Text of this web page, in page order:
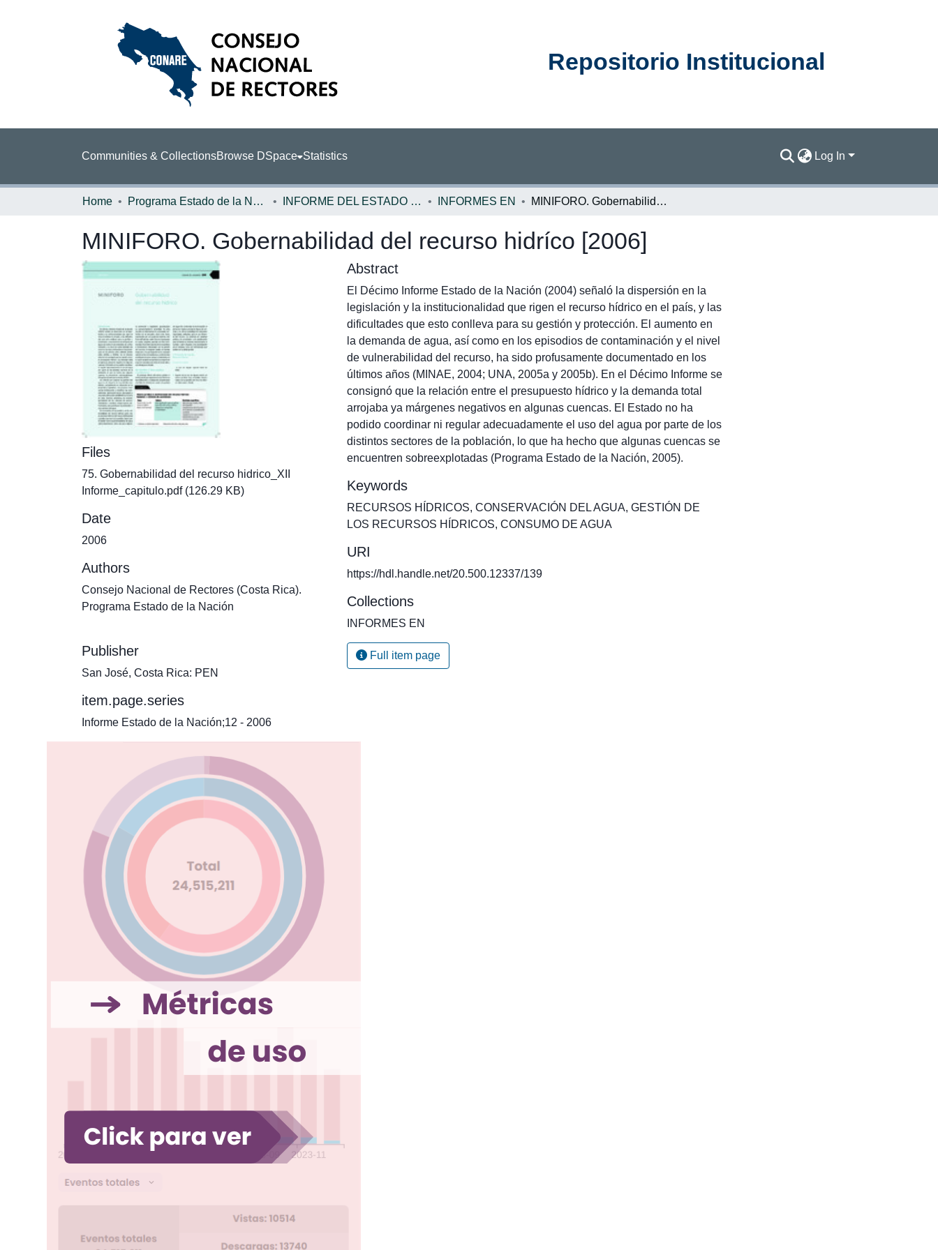
Repositorio Institucional
Communities & CollectionsBrowse DSpace Statistics Log In
Home Programa Estado de la Nación (PEN) INFORME DEL ESTADO DE LA NACION INFORMES EN MINIFORO. Gobernabilidad del recurso hidríco [2006]
MINIFORO. Gobernabilidad del recurso hidríco [2006]
Files
75. Gobernabilidad del recurso hidrico_XII
Informe_capitulo.pdf(126.29 KB)
Date
2006
Authors
Consejo Nacional de Rectores (Costa Rica).
Programa Estado de la Nación
Publisher
San José, Costa Rica: PEN
item.page.series
Informe Estado de la Nación;12 - 2006
Abstract
El Décimo Informe Estado de la Nación (2004) señaló la dispersión en la
legislación y la institucionalidad que rigen el recurso hídrico en el país, y las
dificultades que esto conlleva para su gestión y protección. El aumento en
la demanda de agua, así como en los episodios de contaminación y el nivel
de vulnerabilidad del recurso, ha sido profusamente documentado en los
últimos años (MINAE, 2004; UNA, 2005a y 2005b). En el Décimo Informe se
consignó que la relación entre el presupuesto hídrico y la demanda total
arrojaba ya márgenes negativos en algunas cuencas. El Estado no ha
podido coordinar ni regular adecuadamente el uso del agua por parte de los
distintos sectores de la población, lo que ha hecho que algunas cuencas se
encuentren sobreexplotadas (Programa Estado de la Nación, 2005).
Keywords
RECURSOS HÍDRICOS, CONSERVACIÓN DEL AGUA, GESTIÓN DE
LOS RECURSOS HÍDRICOS, CONSUMO DE AGUA
URI
https://hdl.handle.net/20.500.12337/139
Collections
INFORMES EN
Full item page